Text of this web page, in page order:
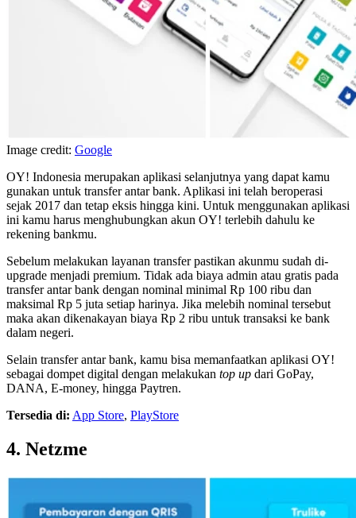
Image credit: Google
OY! Indonesia merupakan aplikasi selanjutnya yang dapat kamu
gunakan untuk transfer antar bank. Aplikasi ini telah beroperasi
sejak 2017 dan tetap eksis hingga kini. Untuk menggunakan aplikasi
ini kamu harus menghubungkan akun OY! terlebih dahulu ke
rekening bankmu.
Sebelum melakukan layanan transfer pastikan akunmu sudah di-
upgrade menjadi premium. Tidak ada biaya admin atau gratis pada
transfer antar bank dengan nominal minimal Rp 100 ribu dan
maksimal Rp 5 juta setiap harinya. Jika melebih nominal tersebut
maka akan dikenakayan biaya Rp 2 ribu untuk transaksi ke bank
dalam negeri.
Selain transfer antar bank, kamu bisa memanfaatkan aplikasi OY!
sebagai dompet digital dengan melakukan top up dari GoPay,
DANA, E-money, hingga Paytren.
Tersedia di: App Store, PlayStore
4. Netzme